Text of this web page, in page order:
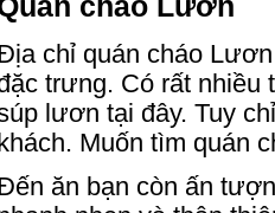
chỉ quán cháo
trưng. Có rất nhiều
lươn tại đây. Tuy
khách. Muốn tìm quán
ăn bạn còn ấn